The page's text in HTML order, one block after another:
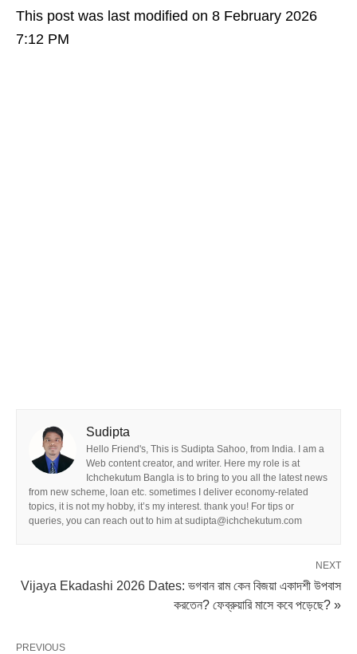
This post was last modified on 8 February 2026
7:12 PM
Sudipta
Hello Friend's, This is Sudipta Sahoo, from India. I am a
Web content creator, and writer. Here my role is at
Ichchekutum Bangla is to bring to you all the latest news
from new scheme, loan etc. sometimes I deliver economy-related
topics, it is not my hobby, it’s my interest. thank you! For tips or
queries, you can reach out to him at sudipta@ichchekutum.com
NEXT
Vijaya Ekadashi 2026 Dates: ভগবান রাম কেন বিজয়া একাদশী উপবাস
করতেন? ফেব্রুয়ারি মাসে কবে পড়েছে? »
PREVIOUS